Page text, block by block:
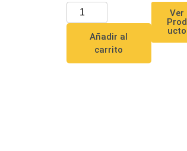
Añadir al
carrito
Ver
Prod
ucto